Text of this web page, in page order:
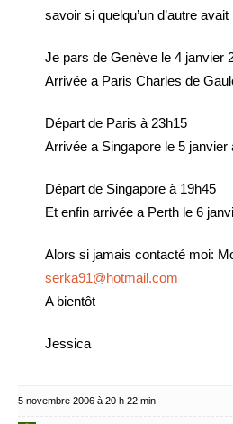
savoir si quelqu’un d’autre
Je pars de Genève le 4 janvier
Arrivée a Paris Charles de
Départ de Paris à 23h15
Arrivée a Singapore le 5 janvier
Départ de Singapore à 19h45
Et enfin arrivée a Perth le 6
Alors si jamais contacté moi:
serka91@hotmail.com
A bientôt
Jessica
5 novembre 2006 à 20 h 22 min